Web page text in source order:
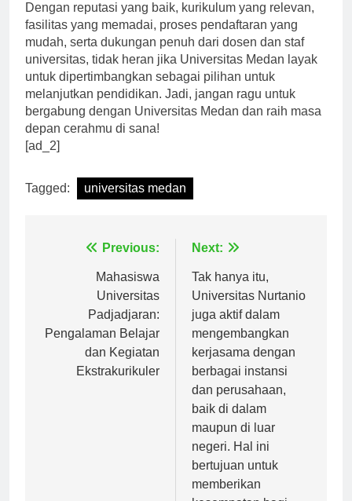
Dengan reputasi yang baik, kurikulum yang relevan,
fasilitas yang memadai, proses pendaftaran yang
mudah, serta dukungan penuh dari dosen dan staf
universitas, tidak heran jika Universitas Medan layak
untuk dipertimbangkan sebagai pilihan untuk
melanjutkan pendidikan. Jadi, jangan ragu untuk
bergabung dengan Universitas Medan dan raih masa
depan cerahmu di sana!
[ad_2]
Tagged: universitas medan
NavigasiPrevious:
Mahasiswa
Universitas
Padjadjaran:
Pengalaman Belajar
dan Kegiatan
Ekstrakurikuler
Next:
Tak hanya itu,
Universitas Nurtanio
juga aktif dalam
mengembangkan
kerjasama dengan
berbagai instansi
dan perusahaan,
baik di dalam
maupun di luar
negeri. Hal ini
bertujuan untuk
memberikan